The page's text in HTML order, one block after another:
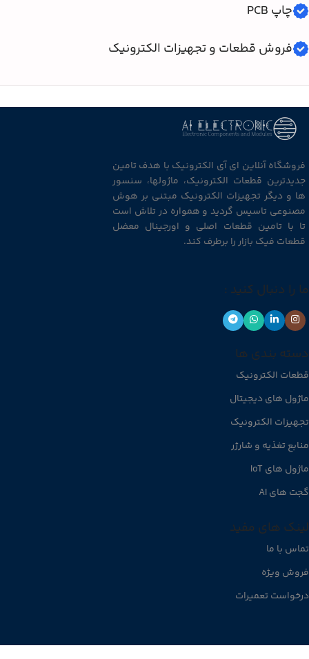
چاپ PCB
فروش قطعات و تجهیزات الکترونیک
فروشگاه آنلاین ای آی الکترونیک با هدف تامین
جدیدترین قطعات الکترونیک، ماژولها، سنسور
ها و دیگر تجهیزات الکترونیک مبتنی بر هوش
مصنوعی تاسیس گردید و همواره در تلاش است
تا با تامین قطعات اصلی و اورجینال معضل
قطعات فیک بازار را برطرف کند.
ما را دنبال کنید :
دسته بندی ها
قطعات الکترونیک
ماژول های دیجیتال
تجهیزات الکترونیک
منابع تغذیه و شارژر
ماژول های IoT
گجت های AI
لینک های مفید
تماس با ما
فروش ویژه
درخواست تعمیرات